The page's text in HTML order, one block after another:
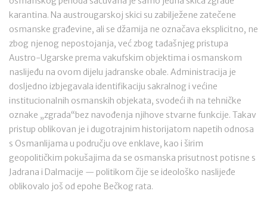
karantina. Na austrougarskoj skici su zabilježene zatečene
osmanske građevine, ali se džamija ne označava eksplicitno, ne
zbog njenog nepostojanja, već zbog tadašnjeg pristupa
Austro-Ugarske prema vakufskim objektima i osmanskom
naslijeđu na ovom dijelu jadranske obale. Administracija je
dosljedno izbjegavala identifikaciju sakralnog i većine
institucionalnih osmanskih objekata, svodeći ih na tehničke
oznake „zgrada“bez navođenja njihove stvarne funkcije. Takav
pristup oblikovan je i dugotrajnim historijatom napetih odnosa
s Osmanlijama u području ove enklave, kao i širim
geopolitičkim pokušajima da se osmanska prisutnost potisne s
Jadrana i Dalmacije — politikom čije se ideološko naslijeđe
oblikovalo još od epohe Bečkog rata.